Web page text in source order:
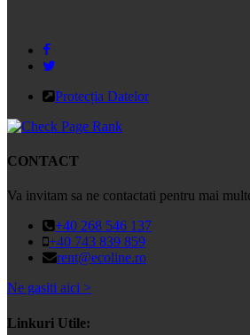
Protecția Datelor
CONTACT
Va invitam sa ne contactati pentru mai
+40 268 546 137
+40 743 839 859
rent@ecoline.ro
Ne gasiti aici >
Linkuri Utile: